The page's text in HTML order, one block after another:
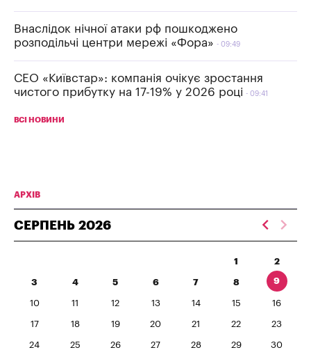
Внаслідок нічної атаки рф пошкоджено
розподільчі центри мережі «Фора»
09:49
СЕО «Київстар»: компанія очікує зростання
чистого прибутку на 17-19% у 2026 році
09:41
ВСІ НОВИНИ
АРХІВ
СЕРПЕНЬ 2026
1 2
3 4 5 6 7 8 9
10 11 12 13 14 15 16
17 18 19 20 21 22 23
24 25 26 27 28 29 30